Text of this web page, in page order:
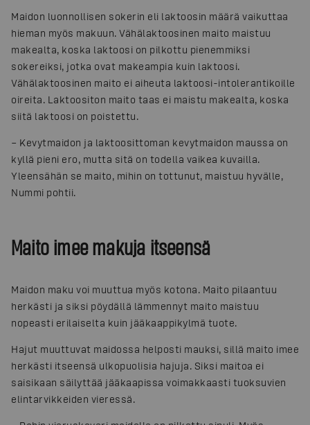
Maidon luonnollisen sokerin eli laktoosin määrä vaikuttaa
hieman myös makuun. Vähälaktoosinen maito maistuu
makealta, koska laktoosi on pilkottu pienemmiksi
sokereiksi, jotka ovat makeampia kuin laktoosi.
Vähälaktoosinen maito ei aiheuta laktoosi-intolerantikoille
oireita. Laktoositon maito taas ei maistu makealta, koska
siitä laktoosi on poistettu.
– Kevytmaidon ja laktoosittoman kevytmaidon maussa on
kyllä pieni ero, mutta sitä on todella vaikea kuvailla.
Yleensähän se maito, mihin on tottunut, maistuu hyvälle,
Nummi pohtii.
Maito imee makuja itseensä
Maidon maku voi muuttua myös kotona. Maito pilaantuu
herkästi ja siksi pöydällä lämmennyt maito maistuu
nopeasti erilaiselta kuin jääkaappikylmä tuote.
Hajut muuttuvat maidossa helposti mauksi, sillä maito imee
herkästi itseensä ulkopuolisia hajuja. Siksi maitoa ei
saisikaan säilyttää jääkaapissa voimakkaasti tuoksuvien
elintarvikkeiden vieressä.